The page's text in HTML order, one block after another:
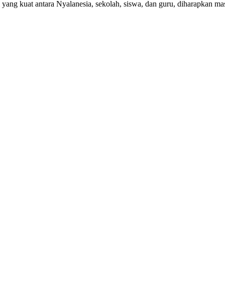
kuat antara Nyalanesia, sekolah, siswa, dan guru, diharapkan